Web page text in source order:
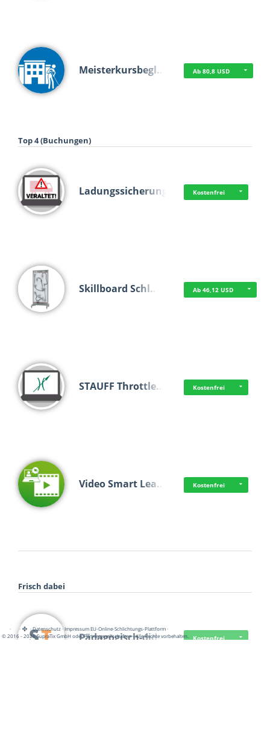
Meisterkursbegl… Ab 80,8 USD
Top 4 (Buchungen)
Ladungssicherung Kostenfrei
Skillboard Schl… Ab 46,12 USD
STAUFF Throttle… Kostenfrei
Video Smart Lea… Kostenfrei
Frisch dabei
Pädagogisch-did… Kostenfrei
· · ·Datenschutz·Impressum EU-Online-Schlichtungs-Plattform·
© 2016 - 2026 SupraTix GmbH oder Partnergesellschaften - Alle Rechte vorbehalten.